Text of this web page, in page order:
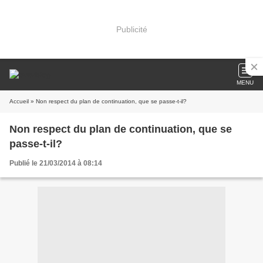
Publicité
MENU
Accueil » Non respect du plan de continuation, que se passe-t-il?
Non respect du plan de continuation, que se
passe-t-il?
Publié le 21/03/2014 à 08:14